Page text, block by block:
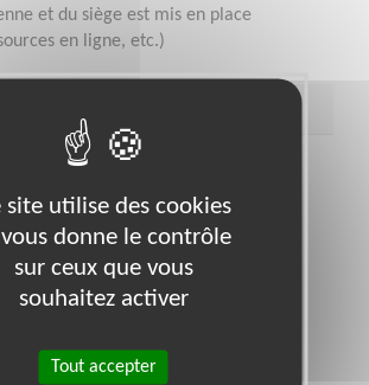
et du siège est mis en place
en ligne, etc.)
et aux valeurs de l’E.S.A
et humaines
et réactivité
site utilise des cookies
donne le contrôle
sur ceux que vous
souhaitez activer
Tout accepter